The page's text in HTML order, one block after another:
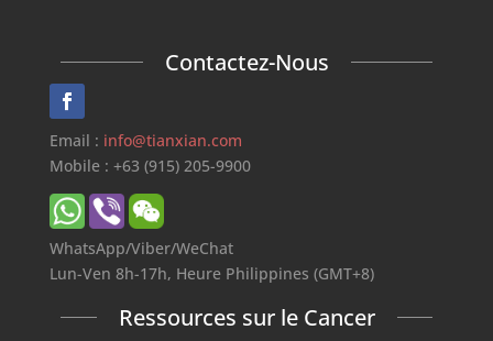
Contactez-Nous
Email : info@tianxian.com
Mobile : +63 (915) 205-9900
WhatsApp/Viber/WeChat
Lun-Ven 8h-17h, Heure Philippines (GMT+8)
Ressources sur le Cancer